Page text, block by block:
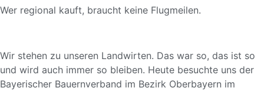
Wer regional kauft, braucht keine Flugmeilen.
Wir stehen zu unseren Landwirten. Das war so, das ist so
und wird auch immer so bleiben. Heute besuchte uns der
Bayerischer Bauernverband im Bezirk Oberbayern im